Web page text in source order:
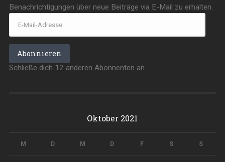
Benachrichtigungen über neue Beiträge via E-Mail zu erhalten.
E-
Mail-
Abonnieren
Schließe dich 12 anderen Abonnenten an
Oktober 2021
M D M D F S S